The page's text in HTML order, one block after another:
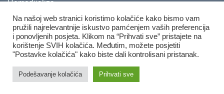
Hemodijaliza
Savjetovališta
Copyright 2020. Sva prava su zadržana.
ECO
Na našoj web stranici koristimo kolačiće kako bismo vam
pružili najrelevantnije iskustvo pamćenjem vaših preferencija
i ponovljenih posjeta. Klikom na “Prihvati sve” pristajete na
korištenje SVIH kolačića. Međutim, možete posjetiti
"Postavke kolačića" kako biste dali kontrolisani pristanak.
Podešavanje kolačića Prihvati sve